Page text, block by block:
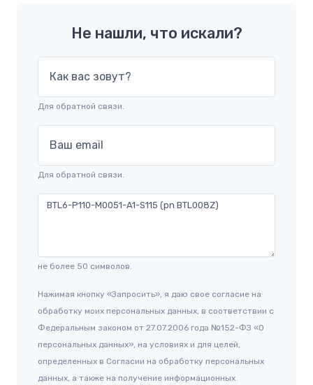
Не нашли, что искали?
Как вас зовут?
Для обратной связи.
Ваш email
Для обратной связи.
не более 50 символов.
Нажимая кнопку «Запросить», я даю свое согласие на
обработку моих персональных данных, в соответствии с
Федеральным законом от 27.07.2006 года №152-ФЗ «О
персональных данных», на условиях и для целей,
определенных в Согласии на обработку персональных
данных, а также на получение информационных